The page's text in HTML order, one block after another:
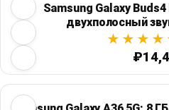
Samsung Galaxy
двухполосный